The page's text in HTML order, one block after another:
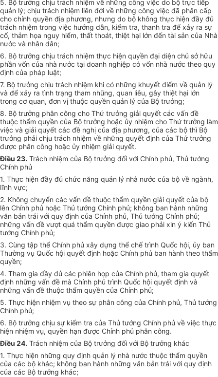
5. Bộ trưởng chịu trách nhiệm về những công việc do bộ trực tiếp
quản lý; chịu trách nhiệm liên đới về những công việc đã phân cấp
cho chính quyền địa phương, nhưng do bộ không thực hiện đầy đủ
trách nhiệm trong việc hướng dẫn, kiểm tra, thanh tra để xảy ra sự
cố, thảm họa nguy hiểm, thất thoát, thiệt hại lớn đến tài sản của Nhà
nước và nhân dân;
6. Bộ trưởng chịu trách nhiệm thực hiện quyền đại diện chủ sở hữu
phần vốn của nhà nước tại doanh nghiệp có vốn nhà nước theo quy
định của pháp luật;
7. Bộ trưởng chịu trách nhiệm khi có những khuyết điểm về quản lý
và để xảy ra tình trạng tham nhũng, quan liêu, gây thiệt hại lớn
trong cơ quan, đơn vị thuộc quyền quản lý của Bộ trưởng;
8. Bộ trưởng phân công cho Thứ trưởng giải quyết các vấn đề
thuộc thẩm quyền của Bộ trưởng hoặc ủy nhiệm cho Thứ trưởng làm
việc và giải quyết các đề nghị của địa phương, của các bộ thì Bộ
trưởng phải chịu trách nhiệm về những quyết định của Thứ trưởng
được phân công hoặc ủy nhiệm giải quyết.
Điều 23. Trách nhiệm của Bộ trưởng đối với Chính phủ, Thủ tướng
Chính phủ
1. Thực hiện đầy đủ chức năng quản lý nhà nước của bộ về ngành,
lĩnh vực;
2. Không chuyển các vấn đề thuộc thẩm quyền giải quyết của bộ
lên Chính phủ hoặc Thủ tướng Chính phủ; không ban hành những
văn bản trái với quy định của Chính phủ, Thủ tướng Chính phủ;
những vấn đề vượt quá thẩm quyền được giao phải xin ý kiến Thủ
tướng Chính phủ;
3. Cùng tập thể Chính phủ xây dựng thể chế trình Quốc hội, ủy ban
Thường vụ Quốc hội quyết định hoặc Chính phủ ban hành theo thẩm
quyền;
4. Tham gia đầy đủ các phiên họp của Chính phủ, tham gia quyết
định những vấn đề mà Chính phủ trình Quốc hội quyết định và
những vấn đề thuộc thẩm quyền của Chính phủ;
5. Thực hiện nhiệm vụ theo sự phân công của Chính phủ, Thủ tướng
Chính phủ;
6. Bộ trưởng chịu sự kiểm tra của Thủ tướng Chính phủ về việc thực
hiện nhiệm vụ, quyền hạn được Chính phủ phân công.
Điều 24. Trách nhiệm của Bộ trưởng đối với Bộ trưởng khác
1. Thực hiện những quy định quản lý nhà nước thuộc thẩm quyền
của các bộ khác; không ban hành những văn bản trái với quy định
của các Bộ trưởng khác;